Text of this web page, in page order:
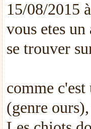
15/08/2015
vous etes
se trouver
comme
(genre